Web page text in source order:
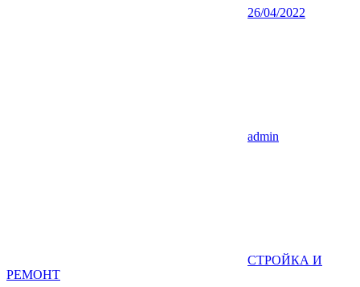
26/04/2022
admin
СТРОЙКА И
РЕМОНТ